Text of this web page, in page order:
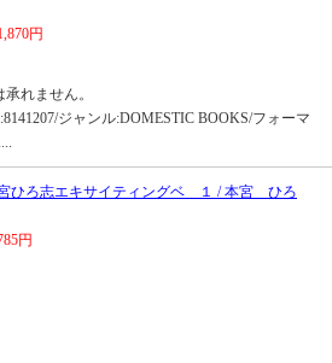
円
れません。
ジャンル:DOMESTIC BOOKS/フォーマ
ひろ志エキサイティングベ １ / 本宮 ひろ
円